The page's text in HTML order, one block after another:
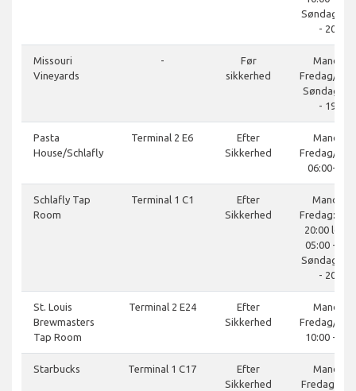
Søndag:
- 20:00
Missouri
Vineyards
-
Før
sikkerhed
Mandag-
Fredag/
Søndag
- 19:00
Pasta
House/Schlafly
Terminal 2 E6
Efter
Sikkerhed
Mandag-
Fredag/
06:00-
Schlafly Tap
Room
Terminal 1 C1
Efter
Sikkerhed
Mandag -
Fredag:
20:00
05:00 -
Søndag:
- 20:00
St. Louis
Brewmasters
Tap Room
Terminal 2 E24
Efter
Sikkerhed
Mandag-
Fredag/
10:00 -
Starbucks Terminal 1 C17
Efter
Sikkerhed
Mandag-
Fredag